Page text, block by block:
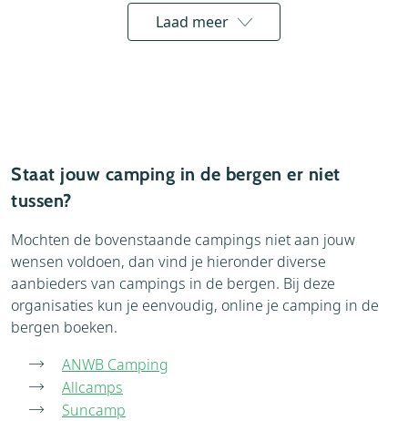
Laad meer
Staat jouw camping in de bergen er niet
tussen?
Mochten de bovenstaande campings niet aan jouw
wensen voldoen, dan vind je hieronder diverse
aanbieders van campings in de bergen. Bij deze
organisaties kun je eenvoudig, online je camping in de
bergen boeken.
ANWB Camping
Allcamps
Suncamp